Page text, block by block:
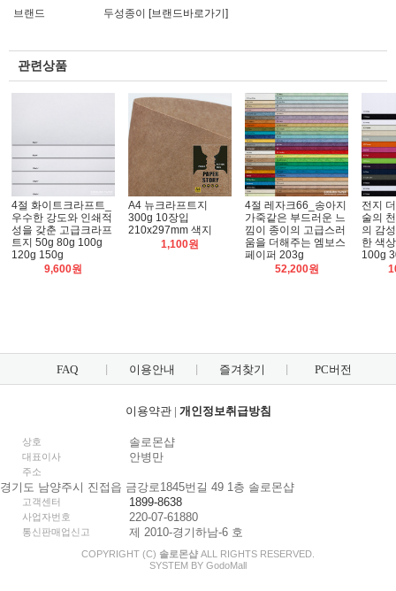
브랜드
두성종이 [브랜드바로가기]
관련상품
4절 화이트크라프트_
우수한 강도와 인쇄적
성을 갖춘 고급크라프
트지 50g 80g 100g
120g 150g
9,600원
A4 뉴크라프트지
300g 10장입
210x297mm 색지
1,100원
4절 레자크66_송아지
가죽같은 부드러운 느
낌이 종이의 고급스러
움을 더해주는 엠보스
페이퍼 203g
52,200원
전지
술의
의 감
한 색
100g
FAQ 이용안내 즐겨찾기 PC버전
이용약관| 개인정보취급방침
상호 솔로몬샵
대표이사 안병만
주소
경기도 남양주시 진접읍 금강로1845번길 49 1층 솔로몬샵
고객센터 1899-8638
사업자번호 220-07-61880
통신판매업신고 제 2010-경기하남-6 호
COPYRIGHT (C) 솔로몬샵 ALL RIGHTS RESERVED.
SYSTEM BY GodoMall